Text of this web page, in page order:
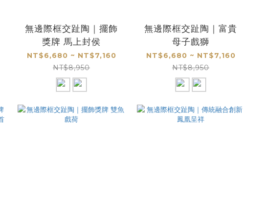
無邊際框交趾陶｜擺飾
獎牌 馬上封侯
NT$6,680 ~ NT$7,160
NT$8,950
無邊際框交趾陶｜富貴
母子戲獅
NT$6,680 ~ NT$7,160
NT$8,950